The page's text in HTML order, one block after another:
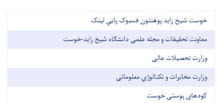
خوست شیخ زاید پوهنتون فسبوک پاڼې لینک
معاونت تحقیقات و مجله علمی دانشگاه شیخ زاید-خوست
وزارت تحصیلات عالی
وزارت مخابرات و تکنالوژي معلوماتی
کودهای پوستی خوست